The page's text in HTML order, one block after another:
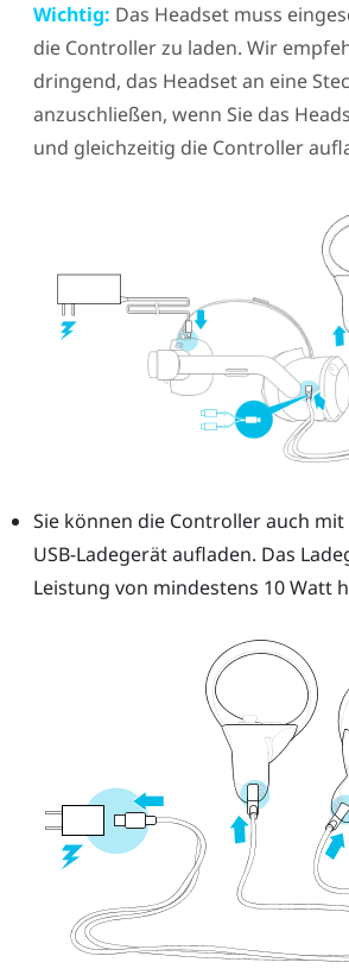
Wichtig: Das Headset muss
die Controller zu laden. Wir
dringend, das Headset an eine
anzuschließen, wenn Sie das
und gleichzeitig die Controller
Sie können die Controller auch
USB-Ladegerät aufladen. Das
Leistung von mindestens 10 Watt